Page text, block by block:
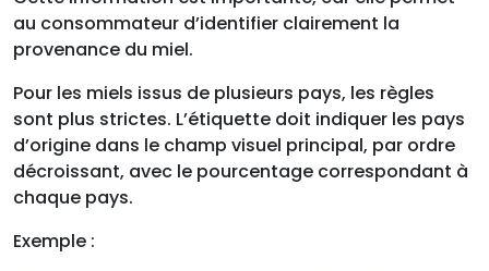
au consommateur d’identifier clairement la
provenance du miel.
Pour les miels issus de plusieurs pays, les règles
sont plus strictes. L’étiquette doit indiquer les pays
d’origine dans le champ visuel principal, par ordre
décroissant, avec le pourcentage correspondant à
chaque pays.
Exemple :